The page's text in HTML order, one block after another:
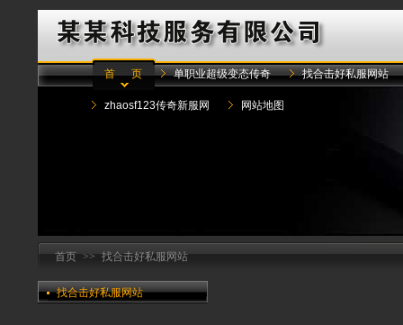
首 页 单职业超级变态传奇 找合击好私服网站
zhaosf123传奇新服网 网站地图
首页 >> 找合击好私服网站
找合击好私服网站